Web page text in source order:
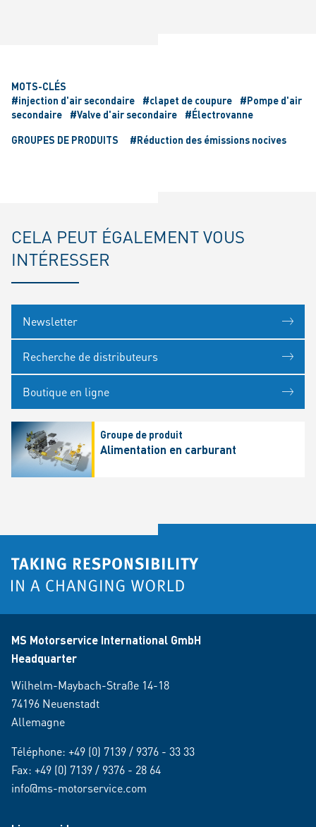
MOTS-CLÉS
#injection d'air secondaire
#clapet de coupure
#Pompe d'air
secondaire
#Valve d'air secondaire
#Électrovanne
GROUPES DE PRODUITS
#Réduction des émissions nocives
CELA PEUT ÉGALEMENT VOUS
INTÉRESSER
Newsletter
Recherche de distributeurs
Boutique en ligne
Groupe de produit
Alimentation en carburant
MS Motorservice International GmbH
Headquarter
Wilhelm-Maybach-Straße 14-18
74196 Neuenstadt
Allemagne
Téléphone: +49 (0) 7139 / 9376 - 33 33
Fax: +49 (0) 7139 / 9376 - 28 64
info@ms-motorservice.com